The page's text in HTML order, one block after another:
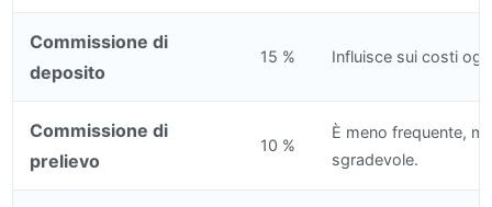
Commissione di
deposito
15 % Influisce sui costi
Commissione di
prelievo
10 %
È meno frequente,
sgradevole.